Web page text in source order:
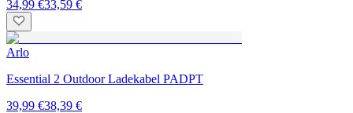
34,99 €33,59 €
Arlo
Essential 2 Outdoor Ladekabel PADPT
39,99 €38,39 €